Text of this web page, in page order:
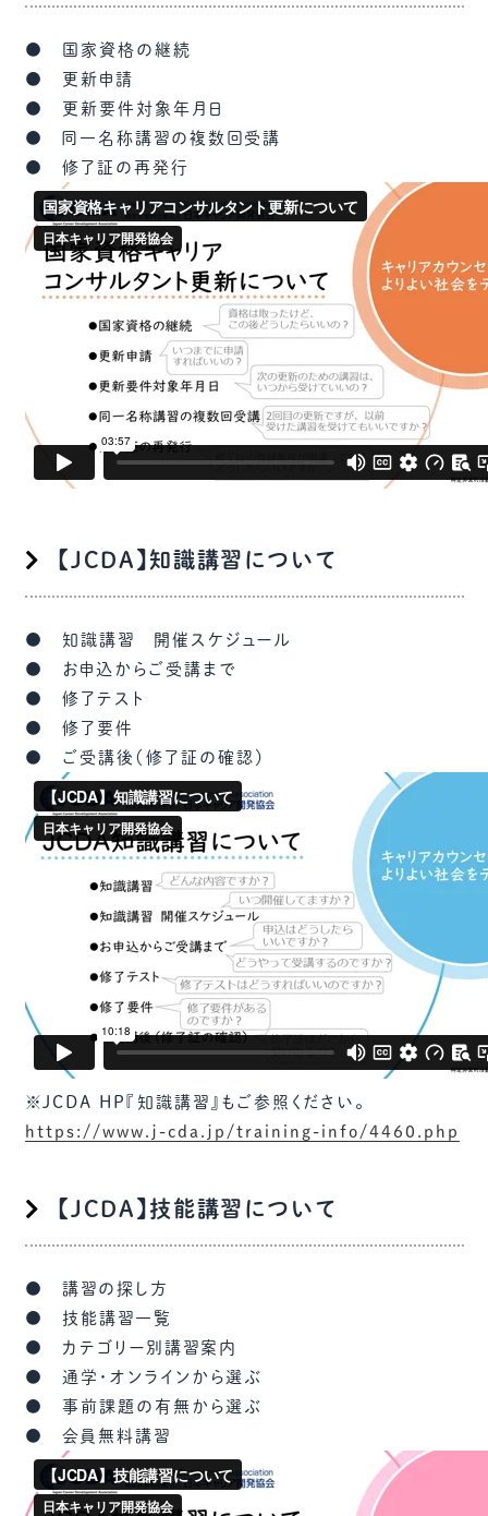
● 国家資格の継続
● 更新申請
● 更新要件対象年月日
● 同一名称講習の複数回受講
● 修了証の再発行
【JCDA】知識講習について
● 知識講習 開催スケジュール
● お申込からご受講まで
● 修了テスト
● 修了要件
● ご受講後（修了証の確認）
※JCDA HP『知識講習』もご参照ください。
https://www.j-cda.jp/training-info/4460.php
【JCDA】技能講習について
● 講習の探し方
● 技能講習一覧
● カテゴリー別講習案内
● 通学・オンラインから選ぶ
● 事前課題の有無から選ぶ
● 会員無料講習